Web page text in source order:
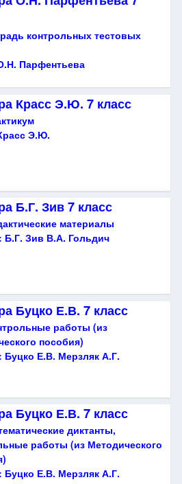
контрольных тестовых
Парфентьева
Красс Э.Ю. 7 класс
Э.Ю.
Б.Г. Зив 7 класс
материалы
Б.Г. Зив В.А. Гольдич
Буцко Е.В. 7 класс
работы (из
пособия)
Буцко Е.В. Мерзляк А.Г.
Буцко Е.В. 7 класс
диктанты,
работы (из Методического
Буцко Е.В. Мерзляк А.Г.